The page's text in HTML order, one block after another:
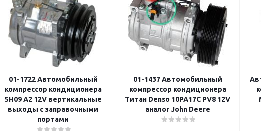
01-1722 Автомобильный
компрессор кондиционера
5H09 A2 12V вертикальные
выходы с заправочными
портами
01-1437 Автомобильный
компрессор кондиционера
Титан Denso 10PA17C PV8 12V
аналог John Deere